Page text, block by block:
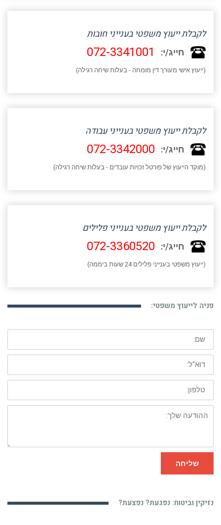
לקבלת ייעוץ משפטי בענייני חובות
חייג/י: 072-3341001
(ייעוץ אישי מעורך דין מומחה - בעלות שיחה רגילה)
לקבלת ייעוץ משפטי בענייני עבודה
חייג/י: 072-3342000
(מוקד הייעוץ של פורטל זכויות עובדים - בעלות שיחה רגילה)
לקבלת ייעוץ משפטי בענייני פלילים
חייג/י: 072-3360520
(ייעוץ משפטי בענייני פלילים 24 שעות ביממה)
פניה לייעוץ משפטי:
שם:
דוא"ל:
טלפון:
ההודעה
שלך:
שליחה
נזיקין וביטוח: נפגעת? נפצעת?